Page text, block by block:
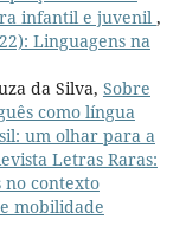
infantil e juvenil ,
Linguagens na
da Silva, Sobre
como língua
um olhar para a
Letras Raras:
no contexto
mobilidade